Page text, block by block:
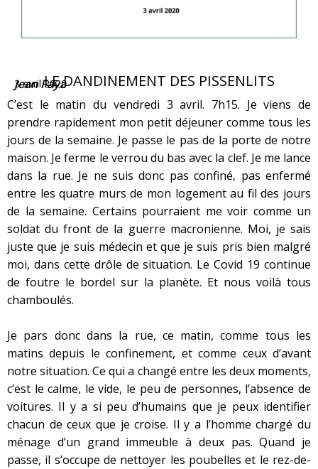
LE DANDINEMENT DES PISSENLITS
Jean Faya
3 avril 2020
C’est le matin du vendredi 3 avril. 7h15. Je viens de
prendre rapidement mon petit déjeuner comme tous les
jours de la semaine. Je passe le pas de la porte de notre
maison. Je ferme le verrou du bas avec la clef. Je me lance
dans la rue. Je ne suis donc pas confiné, pas enfermé
entre les quatre murs de mon logement au fil des jours
de la semaine. Certains pourraient me voir comme un
soldat du front de la guerre macronienne. Moi, je sais
juste que je suis médecin et que je suis pris bien malgré
moi, dans cette drôle de situation. Le Covid 19 continue
de foutre le bordel sur la planète. Et nous voilà tous
chamboulés.
Je pars donc dans la rue, ce matin, comme tous les
matins depuis le confinement, et comme ceux d’avant
notre situation. Ce qui a changé entre les deux moments,
c’est le calme, le vide, le peu de personnes, l’absence de
voitures. Il y a si peu d’humains que je peux identifier
chacun de ceux que je croise. Il y a l’homme chargé du
ménage d’un grand immeuble à deux pas. Quand je
passe, il s’occupe de nettoyer les poubelles et le rez-de-